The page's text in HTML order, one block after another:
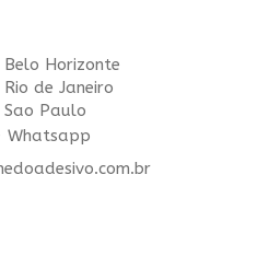
Horizonte
de Janeiro
Paulo
Whatsapp